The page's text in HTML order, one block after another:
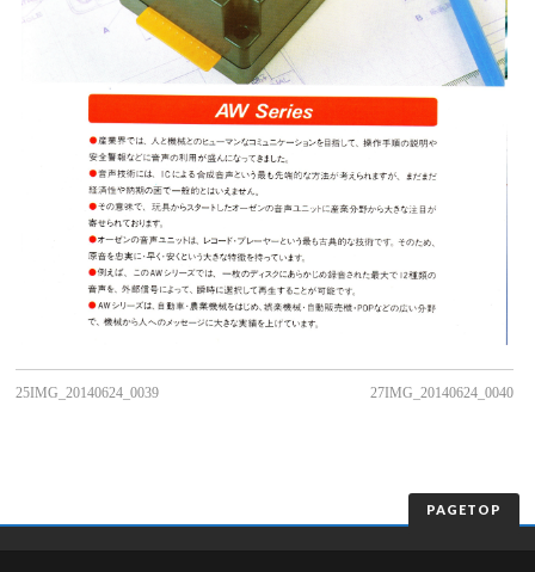
25IMG_20140624_0039 27IMG_20140624_0040
PAGETOP